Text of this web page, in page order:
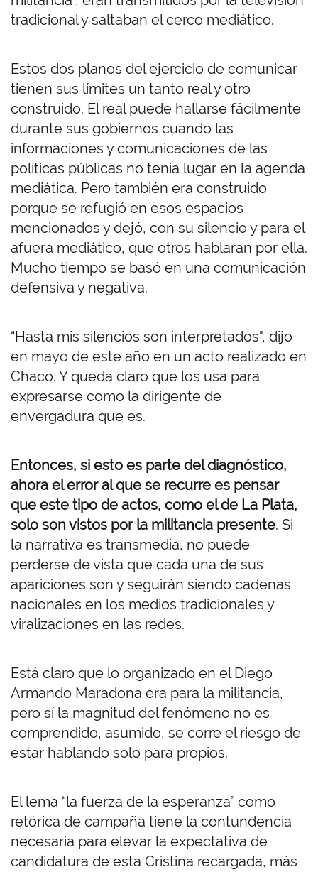
tradicional y saltaban el cerco mediático.
Estos dos planos del ejercicio de comunicar
tienen sus límites un tanto real y otro
construido. El real puede hallarse fácilmente
durante sus gobiernos cuando las
informaciones y comunicaciones de las
políticas públicas no tenía lugar en la agenda
mediática. Pero también era construido
porque se refugió en esos espacios
mencionados y dejó, con su silencio y para el
afuera mediático, que otros hablaran por ella.
Mucho tiempo se basó en una comunicación
defensiva y negativa.
“Hasta mis silencios son interpretados", dijo
en mayo de este año en un acto realizado en
Chaco. Y queda claro que los usa para
expresarse como la dirigente de
envergadura que es.
Entonces, si esto es parte del diagnóstico,
ahora el error al que se recurre es pensar
que este tipo de actos, como el de La Plata,
solo son vistos por la militancia presente. Si
la narrativa es transmedia, no puede
perderse de vista que cada una de sus
apariciones son y seguirán siendo cadenas
nacionales en los medios tradicionales y
viralizaciones en las redes.
Está claro que lo organizado en el Diego
Armando Maradona era para la militancia,
pero sí la magnitud del fenómeno no es
comprendido, asumido, se corre el riesgo de
estar hablando solo para propios.
El lema “la fuerza de la esperanza” como
retórica de campaña tiene la contundencia
necesaria para elevar la expectativa de
candidatura de esta Cristina recargada, más